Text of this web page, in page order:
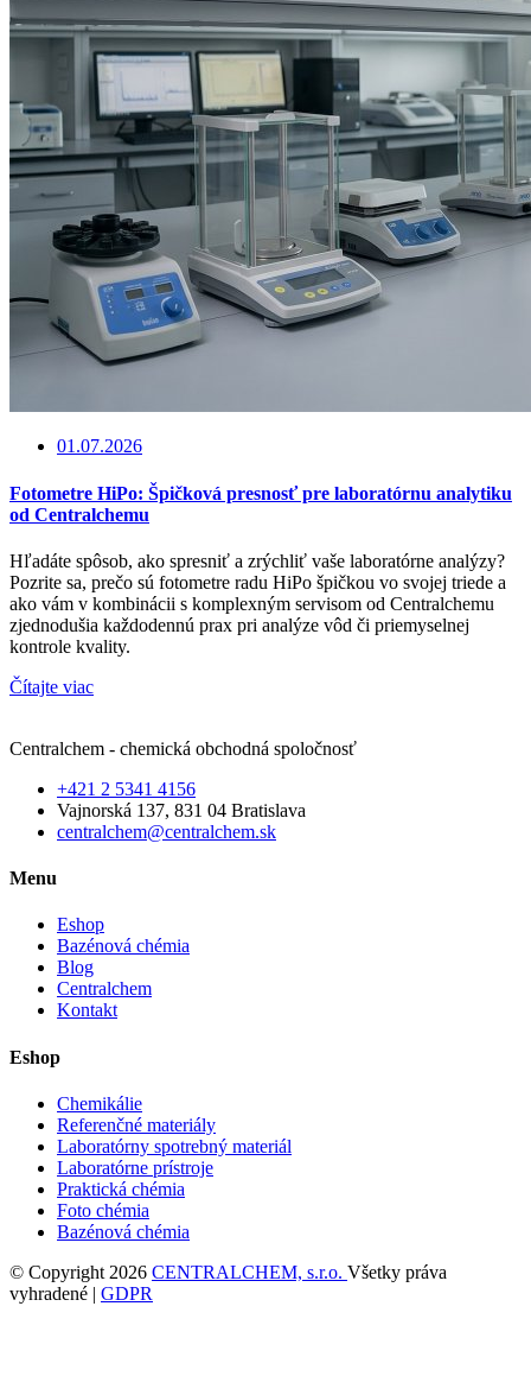
01.07.2026
Fotometre HiPo: Špičková presnosť pre laboratórnu analytiku
od Centralchemu
Hľadáte spôsob, ako spresniť a zrýchliť vaše laboratórne analýzy?
Pozrite sa, prečo sú fotometre radu HiPo špičkou vo svojej triede a
ako vám v kombinácii s komplexným servisom od Centralchemu
zjednodušia každodennú prax pri analýze vôd či priemyselnej
kontrole kvality.
Čítajte viac
Centralchem - chemická obchodná spoločnosť
+421 2 5341 4156
Vajnorská 137, 831 04 Bratislava
centralchem@centralchem.sk
Menu
Eshop
Bazénová chémia
Blog
Centralchem
Kontakt
Eshop
Chemikálie
Referenčné materiály
Laboratórny spotrebný materiál
Laboratórne prístroje
Praktická chémia
Foto chémia
Bazénová chémia
© Copyright 2026 CENTRALCHEM, s.r.o. Všetky práva
vyhradené | GDPR